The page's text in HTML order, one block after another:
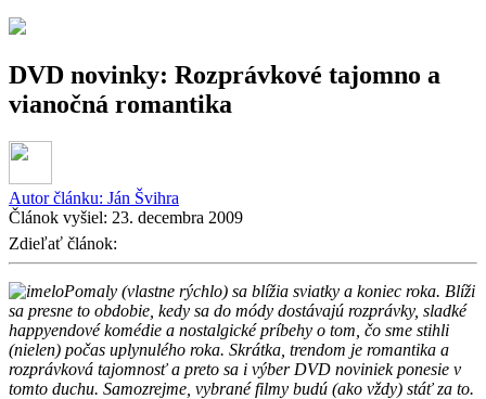
DVD novinky: Rozprávkové tajomno a
vianočná romantika
Autor článku: Ján Švihra
Článok vyšiel: 23. decembra 2009
Zdieľať článok:
Pomaly (vlastne rýchlo) sa blížia sviatky a koniec roka. Blíži
sa presne to obdobie, kedy sa do módy dostávajú rozprávky, sladké
happyendové komédie a nostalgické príbehy o tom, čo sme stihli
(nielen) počas uplynulého roka. Skrátka, trendom je romantika a
rozprávková tajomnosť a preto sa i výber DVD noviniek ponesie v
tomto duchu. Samozrejme, vybrané filmy budú (ako vždy) stáť za to.